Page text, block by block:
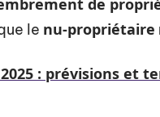
de
le nu-propriétaire
: prévisions et